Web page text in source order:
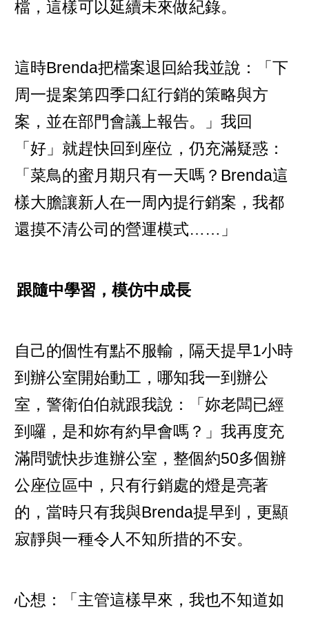
檔，這樣可以延續未來做紀錄。
這時Brenda把檔案退回給我並說：「下
周一提案第四季口紅行銷的策略與方
案，並在部門會議上報告。」我回
「好」就趕快回到座位，仍充滿疑惑：
「菜鳥的蜜月期只有一天嗎？Brenda這
樣大膽讓新人在一周內提行銷案，我都
還摸不清公司的營運模式……」
跟隨中學習，模仿中成長
自己的個性有點不服輸，隔天提早1小時
到辦公室開始動工，哪知我一到辦公
室，警衛伯伯就跟我說：「妳老闆已經
到囉，是和妳有約早會嗎？」我再度充
滿問號快步進辦公室，整個約50多個辦
公座位區中，只有行銷處的燈是亮著
的，當時只有我與Brenda提早到，更顯
寂靜與一種令人不知所措的不安。
心想：「主管這樣早來，我也不知道如